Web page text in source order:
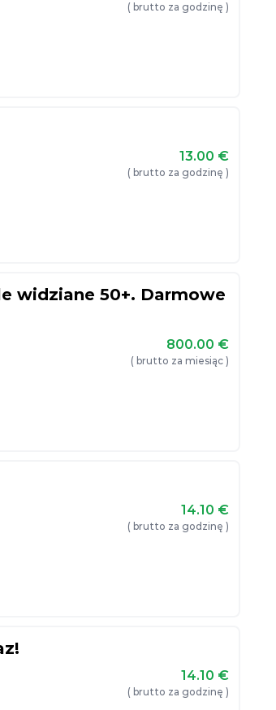
( brutto za godzinę )
13.00 €
( brutto za godzinę )
widziane 50+. Darmowe
800.00 €
( brutto za miesiąc )
14.10 €
( brutto za godzinę )
14.10 €
( brutto za godzinę )